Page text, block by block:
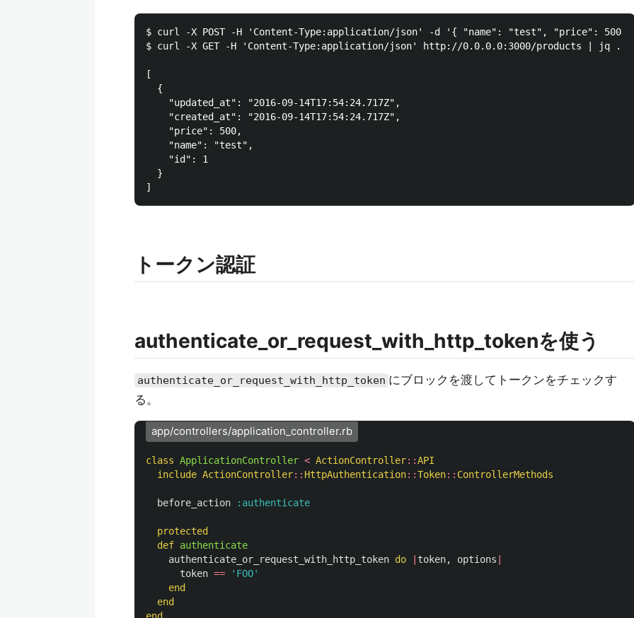
$ curl -X POST -H 'Content-Type:application/json' -d '{ "name": "test", "price": 500
$ curl -X GET -H 'Content-Type:application/json' http://0.0.0.0:3000/products | jq .
[
  {
    "updated_at": "2016-09-14T17:54:24.717Z",
    "created_at": "2016-09-14T17:54:24.717Z",
    "price": 500,
    "name": "test",
    "id": 1
  }
トークン認証
authenticate_or_request_with_http_tokenを使う
authenticate_or_request_with_http_token にブロックを渡してトークンをチェックす
る。
app/controllers/application_controller.rb
class ApplicationController < ActionController::API
include ActionController:: HttpAuthentication::Token:: ControllerMethods
before_action :authenticate
protected
def authenticate
authenticate_or_request_with_http_token do token, options
token ==
'FOO'
end
end